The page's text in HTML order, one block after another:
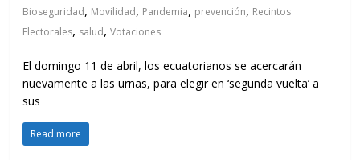
Bioseguridad, Movilidad, Pandemia, prevención, Recintos
Electorales, salud,Votaciones
El domingo 11 de abril, los ecuatorianos se acercarán
nuevamente a las urnas, para elegir en ‘segunda vuelta’ a
sus
Read more